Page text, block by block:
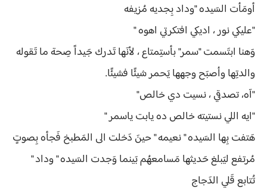
أومَأت السَيده "وداد بِجديه مُزيفه
"عليكي نور ، اديكي افتكرتي اهوه "
وَهنا ابتَسمت "سمر" بأستِمتاع ، لأنَها تَدرك جَيداً صِحة ما تَقوله
والدتِها وأصبَح وجهها يَحمر شيئًا فشيئًا.
"آه، تصدقي ، نسيت دي خالص"
"ايه اللي نستيته خالص ده يابت ياسمر "
هَتفت بِها السَيده " نعيمه " حينَ دَخلت الى المَطبخ فَجأه بِصوتٍ
مُرتفع ليَبلغ حَديثها مَسامعهُم بَينما وَجدت السَيده " وداد "
تُتابع قَلي الدَجاج